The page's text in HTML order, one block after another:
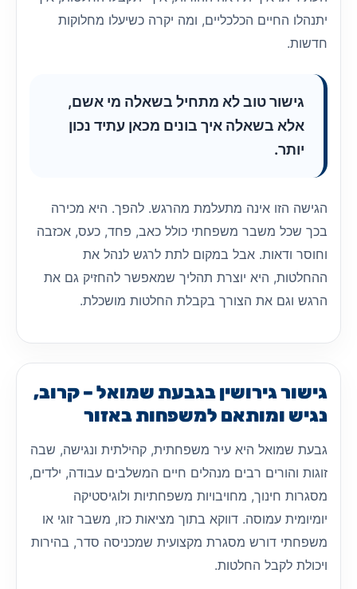
יתנהלו החיים הכלכליים, ומה יקרה כשיעלו מחלוקות
חדשות.
גישור טוב לא מתחיל בשאלה מי אשם,
אלא בשאלה איך בונים מכאן עתיד נכון
יותר.
הגישה הזו אינה מתעלמת מהרגש. להפך. היא מכירה
בכך שכל משבר משפחתי כולל כאב, פחד, כעס, אכזבה
וחוסר ודאות. אבל במקום לתת לרגש לנהל את
ההחלטות, היא יוצרת תהליך שמאפשר להחזיק גם את
הרגש וגם את הצורך בקבלת החלטות מושכלת.
גישור גירושין בגבעת שמואל – קרוב,
נגיש ומותאם למשפחות באזור
גבעת שמואל היא עיר משפחתית, קהילתית ונגישה, שבה
זוגות והורים רבים מנהלים חיים המשלבים עבודה, ילדים,
מסגרות חינוך, מחויבויות משפחתיות ולוגיסטיקה
יומיומית עמוסה. דווקא בתוך מציאות כזו, משבר זוגי או
משפחתי דורש מסגרת מקצועית שמכניסה סדר, בהירות
ויכולת לקבל החלטות.